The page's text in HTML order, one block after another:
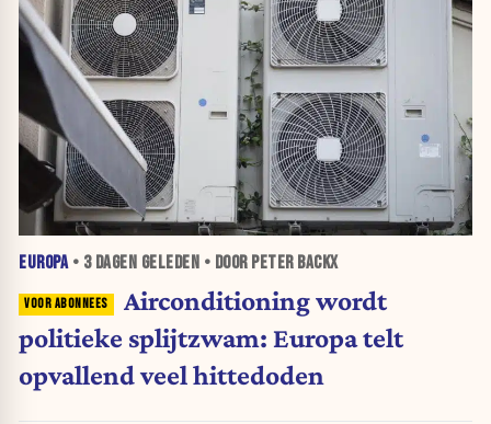
EUROPA• 3 DAGEN GELEDEN • DOOR PETER BACKX
Airconditioning wordt
politieke splijtzwam: Europa telt
opvallend veel hittedoden